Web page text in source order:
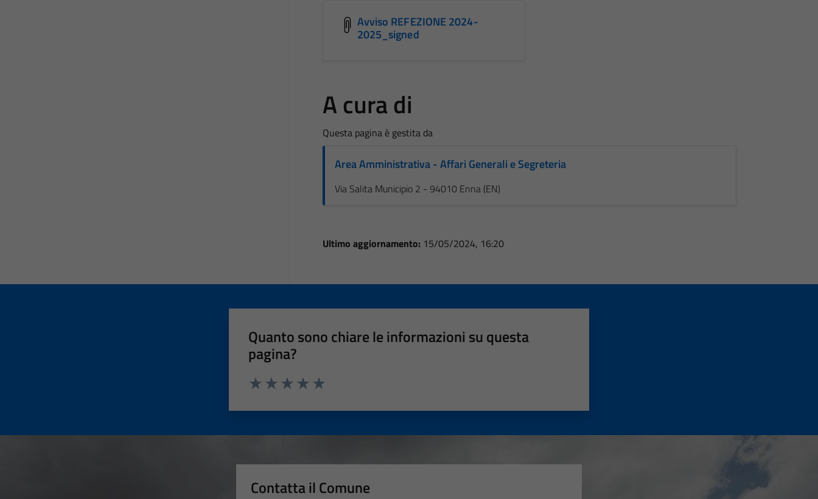
Avviso REFEZIONE 2024-
2025_signed
A cura di
Questa pagina è gestita da
Area Amministrativa - Affari Generali e Segreteria
Via Salita Municipio 2 - 94010 Enna (EN)
Ultimo aggiornamento: 15/05/2024, 16:20
Quanto sono chiare le informazioni su questa
pagina?
Contatta il Comune